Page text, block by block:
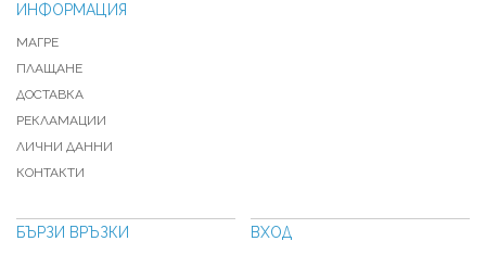
ИНФОРМАЦИЯ
МАГРЕ
ПЛАЩАНЕ
ДОСТАВКА
РЕКЛАМАЦИИ
ЛИЧНИ ДАННИ
КОНТАКТИ
БЪРЗИ ВРЪЗКИ ВХОД